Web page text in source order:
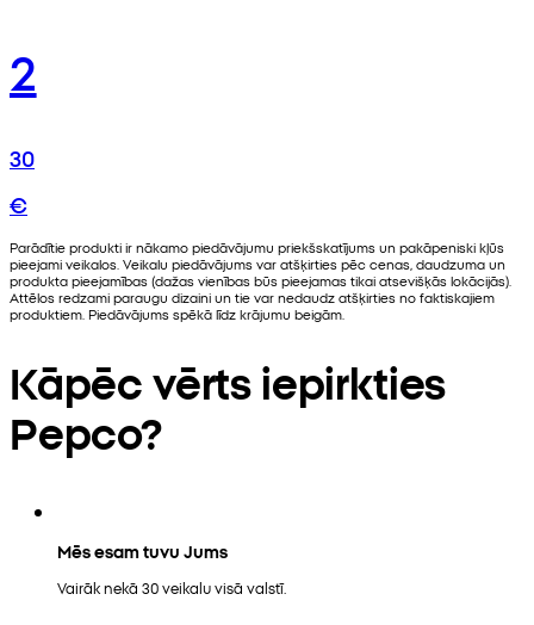
2
30
€
Parādītie produkti ir nākamo piedāvājumu priekšskatījums un pakāpeniski kļūs
pieejami veikalos. Veikalu piedāvājums var atšķirties pēc cenas, daudzuma un
produkta pieejamības (dažas vienības būs pieejamas tikai atsevišķās lokācijās).
Attēlos redzami paraugu dizaini un tie var nedaudz atšķirties no faktiskajiem
produktiem. Piedāvājums spēkā līdz krājumu beigām.
Kāpēc vērts iepirkties
Pepco?
Mēs esam tuvu Jums
Vairāk nekā 30 veikalu visā valstī.